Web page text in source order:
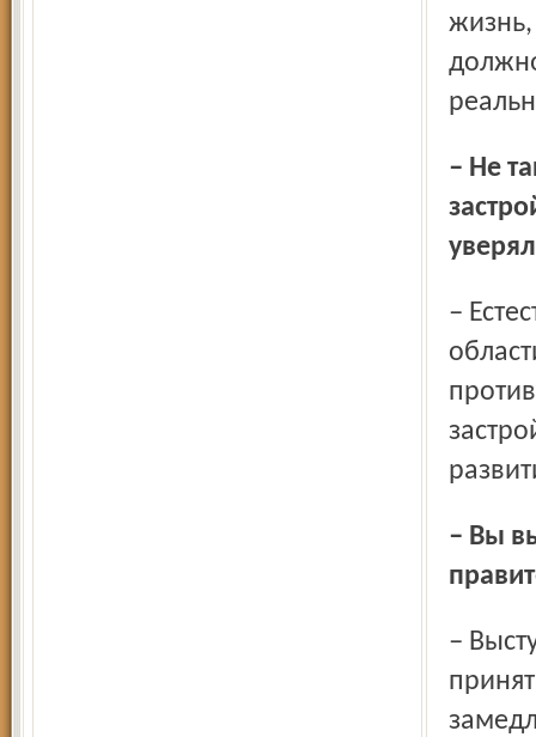
– Не так давно мы готовили материал и разговаривали с
– Естественно. Им выгодно большое и дорогое. Но
– Вы выходили с этим предложением в областное
– Выступал месяца два назад. Пока всё тихо. У нас